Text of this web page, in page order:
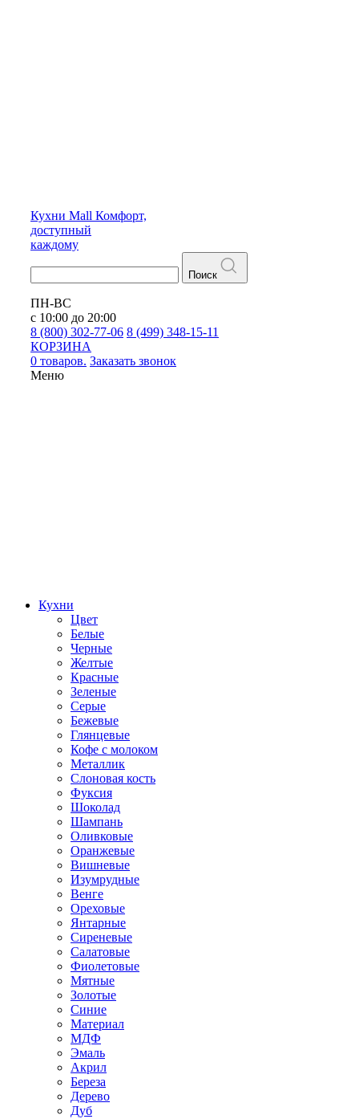
Кухни Mall Комфорт,
доступный
каждому
Поиск
ПН-ВС
с 10:00 до 20:00
8 (800) 302-77-06 8 (499) 348-15-11
КОРЗИНА
0 товаров. Заказать звонок
Меню
Кухни
Цвет
Белые
Черные
Желтые
Красные
Зеленые
Серые
Бежевые
Глянцевые
Кофе с молоком
Металлик
Слоновая кость
Фуксия
Шоколад
Шампань
Оливковые
Оранжевые
Вишневые
Изумрудные
Венге
Ореховые
Янтарные
Сиреневые
Салатовые
Фиолетовые
Мятные
Золотые
Синие
Материал
МДФ
Эмаль
Акрил
Береза
Дерево
Дуб